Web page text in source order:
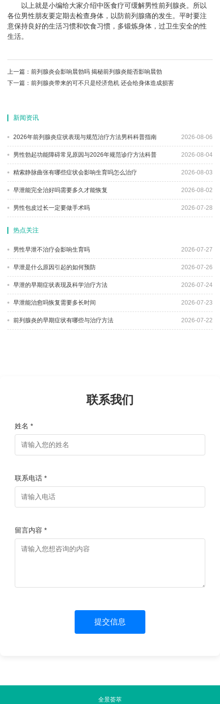
以上就是小编给大家介绍中医食疗可缓解男性前列腺炎。所以
各位男性朋友要定期去检查身体，以防前列腺痛的发生。平时要注
意保持良好的生活习惯和饮食习惯，多锻炼身体，过卫生安全的性
生活。
上一篇： 前列腺炎会影响晨勃吗 揭秘前列腺炎能否影响晨勃
下一篇： 前列腺炎带来的可不只是经济危机 还会给身体造成损害
新闻资讯
2026年前列腺炎症状表现与规范治疗方法男科科普指南 2026-08-06
男性勃起功能障碍常见原因与2026年规范诊疗方法科普 2026-08-04
精索静脉曲张有哪些症状会影响生育吗怎么治疗 2026-08-03
早泄能完全治好吗需要多久才能恢复 2026-08-02
男性包皮过长一定要做手术吗 2026-07-28
热点关注
男性早泄不治疗会影响生育吗 2026-07-27
早泄是什么原因引起的如何预防 2026-07-26
早泄的早期症状表现及科学治疗方法 2026-07-24
早泄能治愈吗恢复需要多长时间 2026-07-23
前列腺炎的早期症状有哪些与治疗方法 2026-07-22
联系我们
姓名 *
联系电话 *
留言内容 *
提交信息
全景荟萃